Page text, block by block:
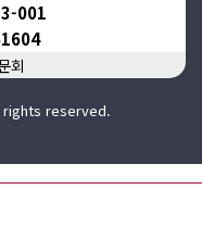
001
회
rights reserved.